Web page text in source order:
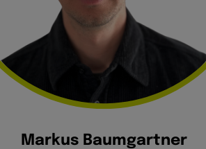
Markus Baumgartner